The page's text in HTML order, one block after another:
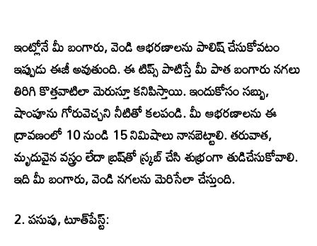
ఇంట్లోనే మీ బంగారు, వెండి ఆభరణాలను పాలిష్ చేసుకోవటం
ఇప్పుడు ఈజీ అవుతుంది. ఈ టిప్స్‌ పాటిస్తే మీ పాత బంగారు నగలు
తిరిగి కొత్తవాటిలా మెరుస్తూ కనిపిస్తాయి. ఇందుకోసం సబ్బు,
షాంపూను గోరువెచ్చని నీటితో కలపండి. మీ ఆభరణాలను ఈ
ద్రావణంలో 10 నుండి 15 నిమిషాలు నానబెట్టాలి. తరువాత,
మృదువైన వస్త్రం లేదా బ్రష్‌తో స్క్రబ్ చేసి శుభ్రంగా తుడిచేసుకోవాలి.
ఇది మీ బంగారు, వెండి నగలను మెరిసేలా చేస్తుంది.
2. పసుపు, టూత్‌పేస్ట్: